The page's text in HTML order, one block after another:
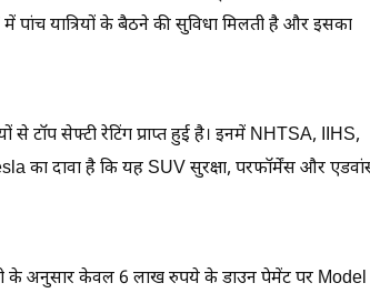
यात्रियों के बैठने की सुविधा मिलती है और इसका
टॉप सेफ्टी रेटिंग प्राप्त हुई है। इनमें NHTSA, IIHS,
का दावा है कि यह SUV सुरक्षा, परफॉर्मेंस और
के अनुसार केवल 6 लाख रुपये के डाउन पेमेंट पर